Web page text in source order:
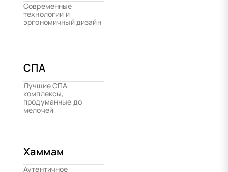
Современные
технологии и
эргономичный дизайн
СПА
Лучшие СПА-
комплексы,
продуманные до
мелочей
Хаммам
Аутентичное